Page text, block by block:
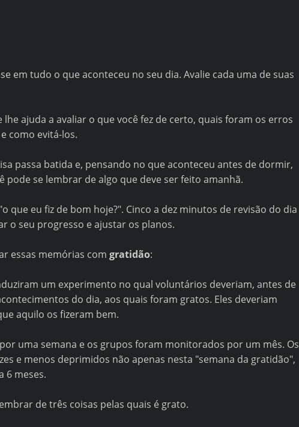
em tudo o que aconteceu no seu dia. Avalie cada uma de suas
lhe ajuda a avaliar o que você fez de certo, quais foram os erros
como evitá-los.
passa batida e, pensando no que aconteceu antes de dormir,
pode se lembrar de algo que deve ser feito amanhã.
que eu fiz de bom hoje?". Cinco a dez minutos de revisão do dia
o seu progresso e ajustar os planos.
essas memórias com gratidão:
um experimento no qual voluntários deveriam, antes de
do dia, aos quais foram gratos. Eles deveriam
aquilo os fizeram bem.
uma semana e os grupos foram monitorados por um mês. Os
e menos deprimidos não apenas nesta "semana da gratidão",
6 meses.
de três coisas pelas quais é grato.